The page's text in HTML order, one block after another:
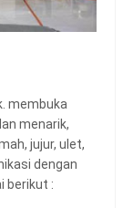
membuka
menarik,
jujur, ulet,
dengan
berikut :